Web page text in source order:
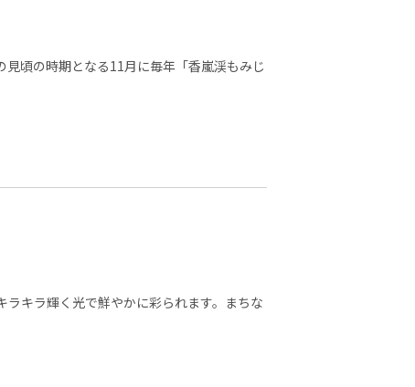
頃の時期となる11月に毎年「香嵐渓もみじ
キラ輝く光で鮮やかに彩られます。まちな